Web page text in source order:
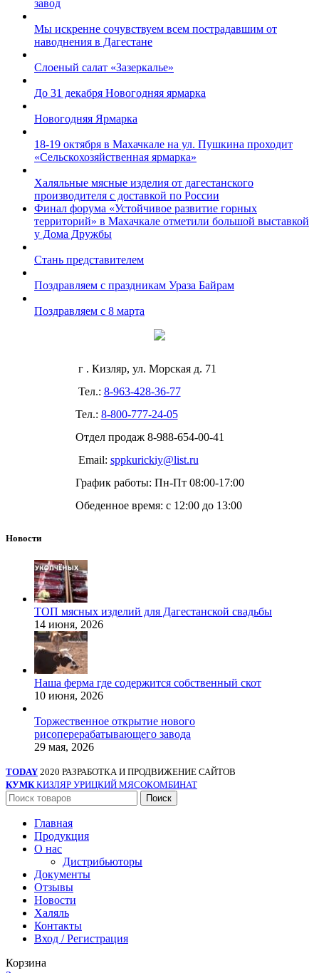
завод
Мы искренне сочувствуем всем пострадавшим от
наводнения в Дагестане
Слоеный салат «Зазеркалье»
До 31 декабря Новогодняя ярмарка
Новогодняя Ярмарка
18-19 октября в Махачкале на ул. Пушкина проходит
«Сельскохозяйственная ярмарка»
Халяльные мясные изделия от дагестанского
производителя с доставкой по России
Финал форума «Устойчивое развитие горных
территорий» в Махачкале отметили большой выставкой
у Дома Дружбы
Стань представителем
Поздравляем с праздникам Ураза Байрам
Поздравляем с 8 марта
г . Кизляр, ул. Морская д. 71
Тел.: 8-963-428-36-77
Тел.: 8-800-777-24-05
Отдел продаж 8-988-654-00-41
Email: sppkurickiy@list.ru
График работы: Пн-Пт 08:00-17:00
Обеденное время: с 12:00 до 13:00
Новости
ТОП мясных изделий для Дагестанской свадьбы
14 июня, 2026
Наша ферма где содержится собственный скот
10 июня, 2026
Торжественное открытие нового
рисоперерабатывающего завода
29 мая, 2026
TODAY 2020 РАЗРАБОТКА И ПРОДВИЖЕНИЕ САЙТОВ
КУМК КИЗЛЯР УРИЦКИЙ МЯСОКОМБИНАТ
Поиск
Главная
Продукция
О нас
Дистрибьюторы
Документы
Отзывы
Новости
Халяль
Контакты
Вход / Регистрация
Корзина